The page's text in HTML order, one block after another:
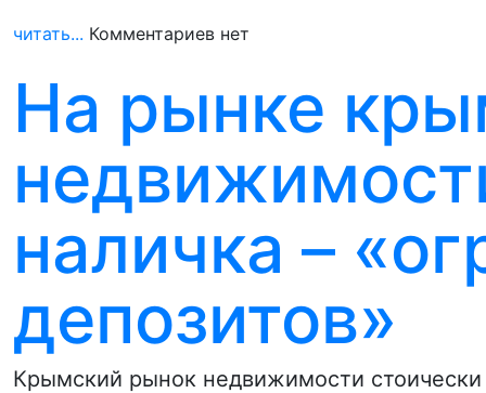
читать... Комментариев нет
На рынке
наличка –
депозитов»
Крымский рынок недвижимости